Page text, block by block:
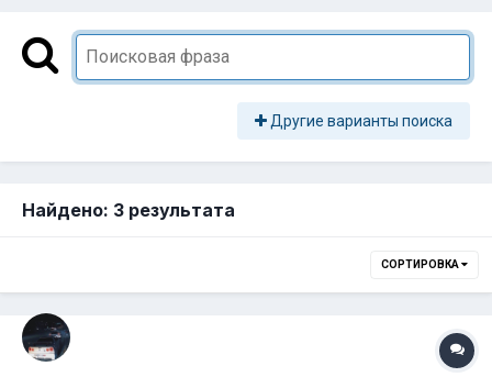
Другие варианты поиска
Найдено: 3 результата
СОРТИРОВКА